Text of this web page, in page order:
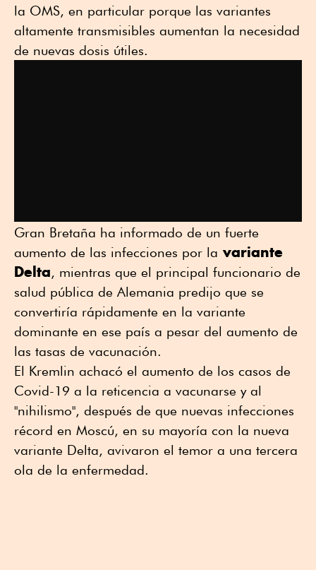
la OMS, en particular porque las variantes
altamente transmisibles aumentan la necesidad
de nuevas dosis útiles.
Gran Bretaña ha informado de un fuerte
aumento de las infecciones por la variante
Delta, mientras que el principal funcionario de
salud pública de Alemania predijo que se
convertiría rápidamente en la variante
dominante en ese país a pesar del aumento de
las tasas de vacunación.
El Kremlin achacó el aumento de los casos de
Covid-19 a la reticencia a vacunarse y al
"nihilismo", después de que nuevas infecciones
récord en Moscú, en su mayoría con la nueva
variante Delta, avivaron el temor a una tercera
ola de la enfermedad.